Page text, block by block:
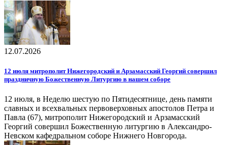
12.07.2026
12 июля митрополит Нижегородский и Арзамасский Георгий совершил
праздничную Божественную Литургию в нашем соборе
12 июля, в Неделю шестую по Пятидесятнице, день памяти
славных и всехвальных первоверховных апостолов Петра и
Павла (67), митрополит Нижегородский и Арзамасский
Георгий совершил Божественную литургию в Александро-
Невском кафедральном соборе Нижнего Новгорода.